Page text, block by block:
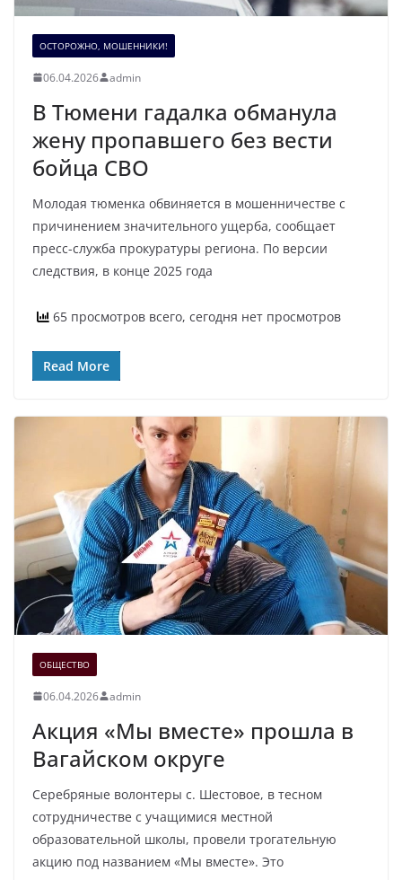
ОСТОРОЖНО, МОШЕННИКИ!
06.04.2026 admin
В Тюмени гадалка обманула
жену пропавшего без вести
бойца СВО
Молодая тюменка обвиняется в мошенничестве с
причинением значительного ущерба, сообщает
пресс-служба прокуратуры региона. По версии
следствия, в конце 2025 года
65 просмотров всего, сегодня нет просмотров
Read More
ОБЩЕСТВО
06.04.2026 admin
Акция «Мы вместе» прошла в
Вагайском округе
Серебряные волонтеры с. Шестовое, в тесном
сотрудничестве с учащимися местной
образовательной школы, провели трогательную
акцию под названием «Мы вместе». Это